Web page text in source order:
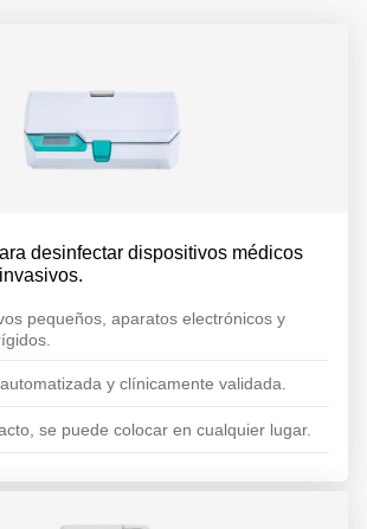
desinfectar dispositivos médicos
pequeños, aparatos electrónicos y
y clínicamente validada.
se puede colocar en cualquier lugar.